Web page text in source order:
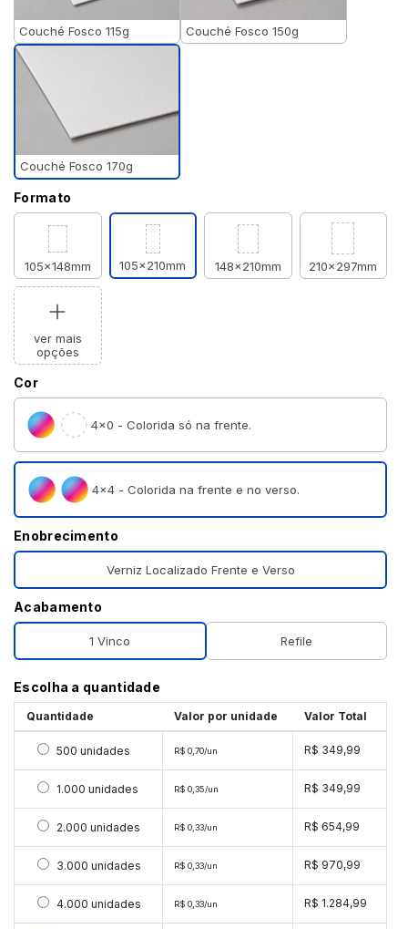
Couché Fosco 115g Couché Fosco 150g
Couché Fosco 170g
Formato
105x148mm 105x210mm 148x210mm 210x297mm
ver mais
opções
Cor
4×0 - Colorida só na frente.
4×4 - Colorida na frente e no verso.
Enobrecimento
Verniz Localizado Frente e Verso
Acabamento
1 Vinco Refile
Escolha a quantidade
Quantidade Valor por unidade Valor Total
Selecionar 500 unidades
500 unidades R$ 0,70/un R$ 349,99
Selecionar 1000 unidades
1.000 unidades R$ 0,35/un R$ 349,99
Selecionar 2000 unidades
2.000 unidades R$ 0,33/un R$ 654,99
Selecionar 3000 unidades
3.000 unidades R$ 0,33/un R$ 970,99
Selecionar 4000 unidades
4.000 unidades R$ 0,33/un R$ 1.284,99